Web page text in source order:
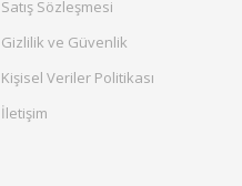
Satış Sözleşmesi
Gizlilik ve Güvenlik
Kişisel Veriler Politikası
İletişim